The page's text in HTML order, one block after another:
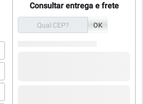
Consultar entrega e frete
OK